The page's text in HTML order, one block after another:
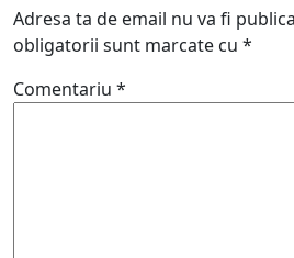
Adresa ta de email nu va fi
obligatorii sunt marcate cu *
Comentariu *